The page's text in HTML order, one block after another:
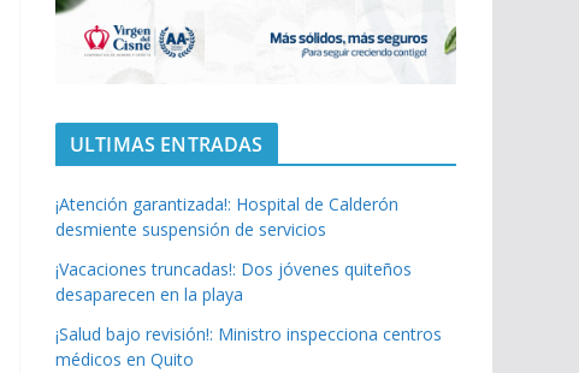
ULTIMAS ENTRADAS
¡Atención garantizada!: Hospital de Calderón
desmiente suspensión de servicios
¡Vacaciones truncadas!: Dos jóvenes quiteños
desaparecen en la playa
¡Salud bajo revisión!: Ministro inspecciona centros
médicos en Quito